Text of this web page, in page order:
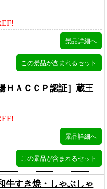
ＨＡＣＣＰ認証］蔵王
牛すき焼・しゃぶしゃ